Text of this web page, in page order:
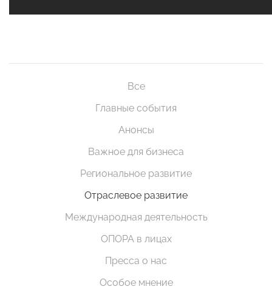
Все
Главные события
Анонсы
Важное для бизнеса
Региональное развитие
Отраслевое развитие
Международная деятельность
ОПОРА в лицах
Пресса о нас
Особое мнение